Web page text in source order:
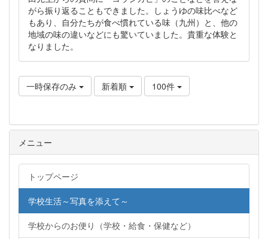
がら振り返ることもできました。しょうゆの味比べなど
もあり、自分たちが食べ慣れている味（九州）と、他の
地域の味の違いなどにも驚いていました。貴重な体験と
なりました。
一時保存のみ 新着順 100件
メニュー
トップページ
学校生活～写真を添えて～
学校からのお便り（学校・給食・保健など）